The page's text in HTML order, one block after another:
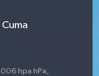
hpa hPa,